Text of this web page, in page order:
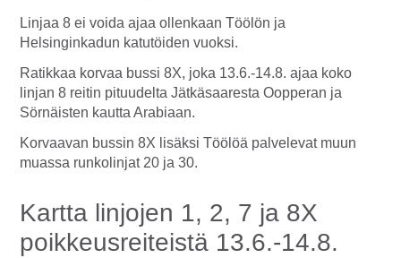
Linjaa 8 ei voida ajaa ollenkaan Töölön ja
Helsinginkadun katutöiden vuoksi.
Ratikkaa korvaa bussi 8X, joka 13.6.-14.8. ajaa koko
linjan 8 reitin pituudelta Jätkäsaaresta Oopperan ja
Sörnäisten kautta Arabiaan.
Korvaavan bussin 8X lisäksi Töölöä palvelevat muun
muassa runkolinjat 20 ja 30.
Kartta linjojen 1, 2, 7 ja 8X
poikkeusreiteistä 13.6.-14.8.